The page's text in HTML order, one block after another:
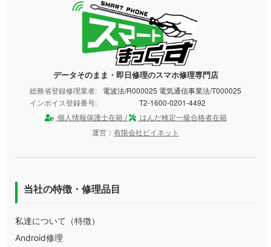
データそのまま・即日修理のスマホ修理専門店
総務省登録修理業者:
電波法/R000025 電気通信事業法/T000025
インボイス登録番号:
T2-1600-0201-4492
個人情報保護士在籍 /
はんだ検定一級合格者在籍
運営： 有限会社ビイネット
当社の特徴・修理品目
私達について（特徴）
Android修理